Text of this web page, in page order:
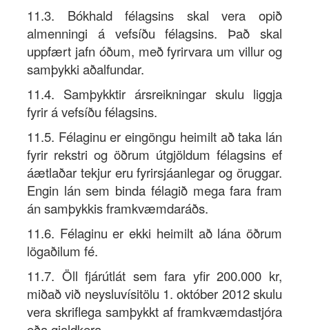
11.3. Bókhald félagsins skal vera opið
almenningi á vefsíðu félagsins. Það skal
uppfært jafn óðum, með fyrirvara um villur og
samþykki aðalfundar.
11.4. Samþykktir ársreikningar skulu liggja
fyrir á vefsíðu félagsins.
11.5. Félaginu er eingöngu heimilt að taka lán
fyrir rekstri og öðrum útgjöldum félagsins ef
áætlaðar tekjur eru fyrirsjáanlegar og öruggar.
Engin lán sem binda félagið mega fara fram
án samþykkis framkvæmdaráðs.
11.6. Félaginu er ekki heimilt að lána öðrum
lögaðilum fé.
11.7. Öll fjárútlát sem fara yfir 200.000 kr,
miðað við neysluvísitölu 1. október 2012 skulu
vera skriflega samþykkt af framkvæmdastjóra